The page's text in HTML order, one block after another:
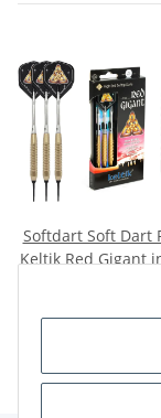
Softdart Soft Dart
Keltik Red Gigant